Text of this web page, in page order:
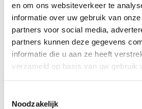
en om ons websiteverkeer te
informatie over uw gebruik van
partners voor social media,
partners kunnen deze gegevens
informatie die u aan ze heeft
verzameld op basis van uw gebruik
Noodzakelijk
Schoneveld super serie cyclamen